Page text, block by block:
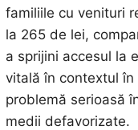
familiile cu venituri
la 265 de lei,
a sprijini accesul la
vitală în contextul
problemă serioasă
medii defavorizate.